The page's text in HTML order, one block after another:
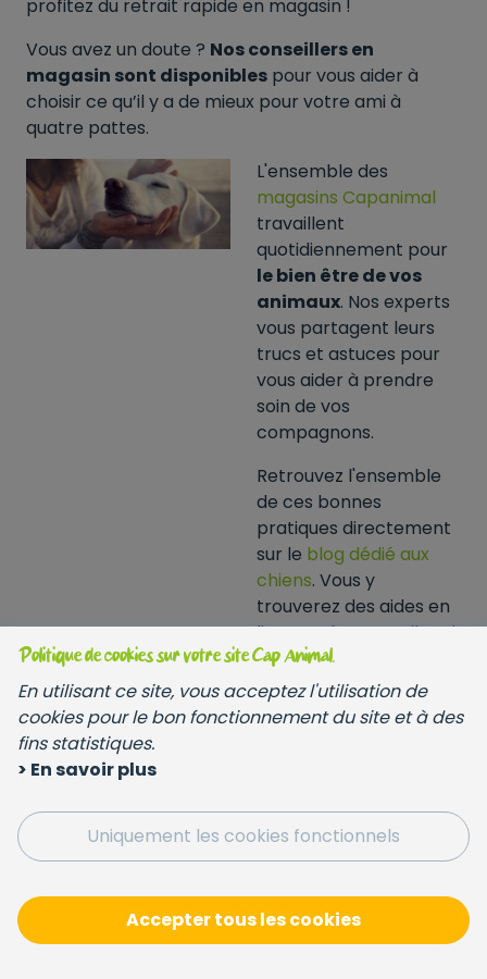
Politique de cookies sur votre site Cap Animal.
En utilisant ce site, vous acceptez l'utilisation de
cookies pour le bon fonctionnement du site et à des
fins statistiques.
> En savoir plus
Uniquement les cookies fonctionnels
Accepter tous les cookies
profitez du retrait rapide en magasin !
Vous avez un doute ? Nos conseillers en
magasin sont disponibles pour vous aider à
choisir ce qu’il y a de mieux pour votre ami à
quatre pattes.
L'ensemble des
magasins Capanimal
travaillent
quotidiennement pour
le bien être de vos
animaux. Nos experts
vous partagent leurs
trucs et astuces pour
vous aider à prendre
soin de vos
compagnons.
Retrouvez l'ensemble
de ces bonnes
pratiques directement
sur le blog dédié aux
chiens. Vous y
trouverez des aides en
ligne et des conseils qui
vous permettrons
d'êttre serein en toute
circonstance.